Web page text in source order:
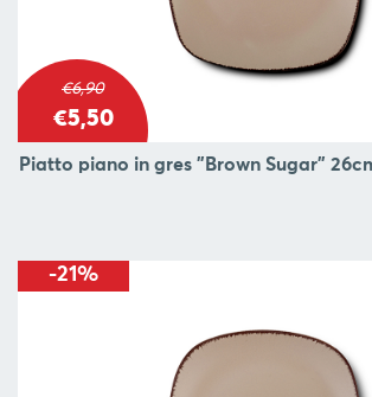
€6,90
€5,50
Piatto piano in gres "Brown Sugar"
-21%